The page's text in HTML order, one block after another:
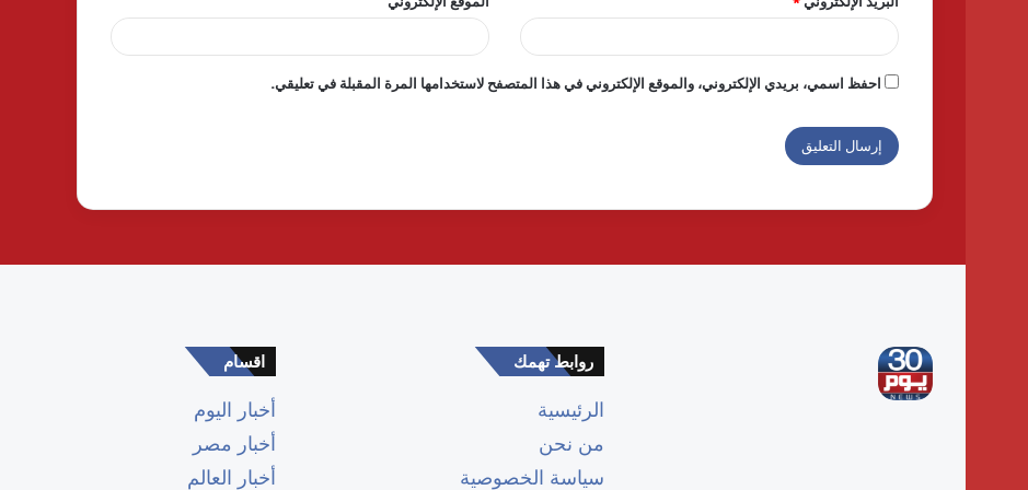
احفظ اسمي، بريدي الإلكتروني، والموقع الإلكتروني في هذا المتصفح لاستخدامها المرة المقبلة في تعليقي.
روابط تهمك
الرئيسية
من نحن
سياسة الخصوصية
اقسام
أخبار اليوم
أخبار مصر
أخبار العالم